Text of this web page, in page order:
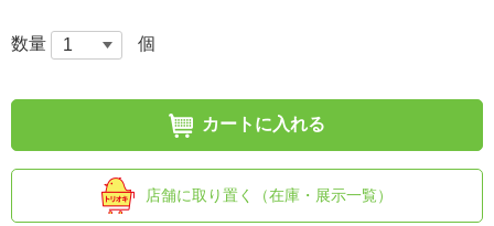
数量 個
カートに入れる
店舗に取り置く（在庫・展示一覧）